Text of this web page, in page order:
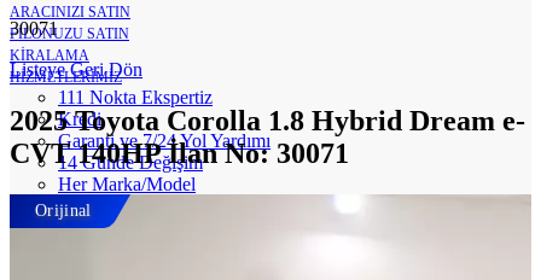
ARACINIZI SATIN
FİLONUZU SATIN
KİRALAMA
HİZMETLERİMİZ
111 Nokta Ekspertiz
Kredi
Garanti ve 7/24 Yol Yardımı
14 Günde Değişim
Her Marka/Model
Nakit Alım/Takas
Sigorta
30071
Listeye Geri Dön
2025 Toyota Corolla 1.8 Hybrid Dream e-
CVT 140HP İlan No: 30071
Orijinal